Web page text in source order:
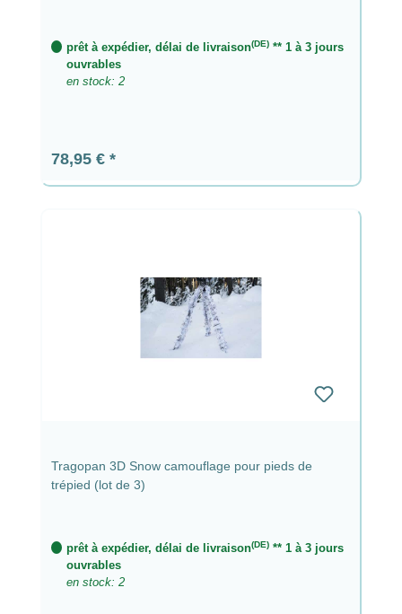
prêt à expédier, délai de livraison(DE)** 1 à 3 jours
ouvrables
en stock: 2
Prix régulier :
78,95 €
Tragopan 3D Snow camouflage pour pieds de
trépied (lot de 3)
prêt à expédier, délai de livraison(DE)** 1 à 3 jours
ouvrables
en stock: 2